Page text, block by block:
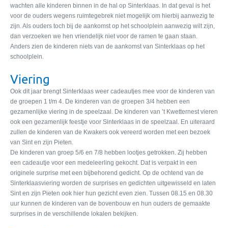
wachten alle kinderen binnen in de hal op Sinterklaas. In dat geval is het
voor de ouders wegens ruimtegebrek niet mogelijk om hierbij aanwezig te
zijn. Als ouders toch bij de aankomst op het schoolplein aanwezig wilt zijn,
dan verzoeken we hen vriendelijk niet voor de ramen te gaan staan.
Anders zien de kinderen niets van de aankomst van Sinterklaas op het
schoolplein.
Viering
Ook dit jaar brengt Sinterklaas weer cadeautjes mee voor de kinderen van
de groepen 1 t/m 4. De kinderen van de groepen 3/4 hebben een
gezamenlijke viering in de speelzaal. De kinderen van ’t Kwetternest vieren
ook een gezamenlijk feestje voor Sinterklaas in de speelzaal. En uiteraard
zullen de kinderen van de Kwakers ook vereerd worden met een bezoek
van Sint en zijn Pieten.
De kinderen van groep 5/6 en 7/8 hebben lootjes getrokken. Zij hebben
een cadeautje voor een medeleerling gekocht. Dat is verpakt in een
originele surprise met een bijbehorend gedicht. Op de ochtend van de
Sinterklaasviering worden de surprises en gedichten uitgewisseld en laten
Sint en zijn Pieten ook hier hun gezicht even zien. Tussen 08.15 en 08.30
uur kunnen de kinderen van de bovenbouw en hun ouders de gemaakte
surprises in de verschillende lokalen bekijken.